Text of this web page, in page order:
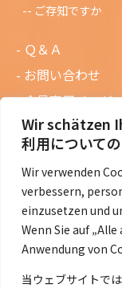
Wir schätzen
利用について
Wir verwenden
verbessern,
einzusetzen und
Wenn Sie auf
Anwendung von
当ウェブサイトで
ご存知ですか
Ｑ＆Ａ
お問い合わせ
会員専用ページ
ニュースレター
過去の講演資料
総会議事録
定款・会費規定
コラムの紹介
コラム一覧